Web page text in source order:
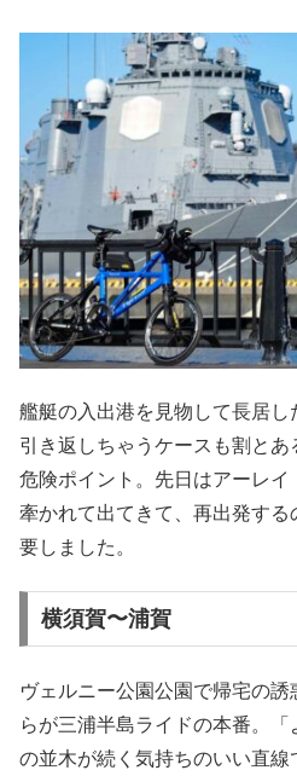
艦艇の入出港を見物して長居
引き返しちゃうケースも割と
危険ポイント。先日はアーレ
牽かれて出てきて、再出発す
要しました。
横須賀〜浦賀
ヴェルニー公園公園で帰宅の
らが三浦半島ライドの本番。
の並木が続く気持ちのいい直線